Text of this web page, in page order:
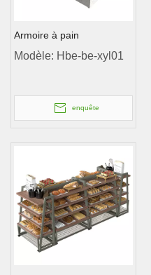
Armoire à pain
Modèle: Hbe-be-xyl01
enquête